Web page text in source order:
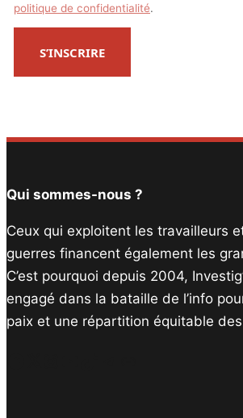
politique de confidentialité.
S’INSCRIRE
Qui sommes-nous ?
Ceux qui exploitent les travailleurs
guerres financent également les
C’est pourquoi depuis 2004,
engagé dans la bataille de l’info
paix et une répartition équitable